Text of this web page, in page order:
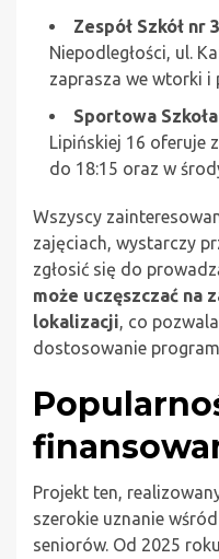
Zespół Szkół nr 3
Niepodległości, ul.
zaprasza we wtorki i
Sportowa
Lipińskiej 16 oferuje
do 18:15 oraz w
Wszyscy
zajęciach, wystarczy
zgłosić się do
może uczęszczać na
lokalizacji , co
dostosowanie
Projekt ten,
szerokie uznanie
seniorów. Od 2025